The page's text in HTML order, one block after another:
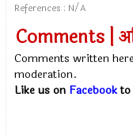
References : N/A
Comments |
Comments written
moderation.
Like us on Facebookto